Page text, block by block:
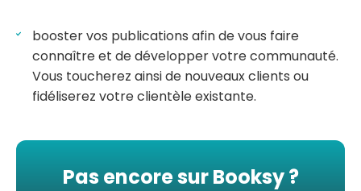
booster vos publications afin de vous faire
connaître et de développer votre communauté.
Vous toucherez ainsi de nouveaux clients ou
fidéliserez votre clientèle existante.
Pas encore sur Booksy ?